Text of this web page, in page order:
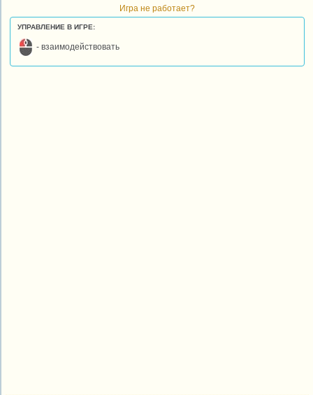
Игра не работает?
УПРАВЛЕНИЕ В ИГРЕ:
- взаимодействовать